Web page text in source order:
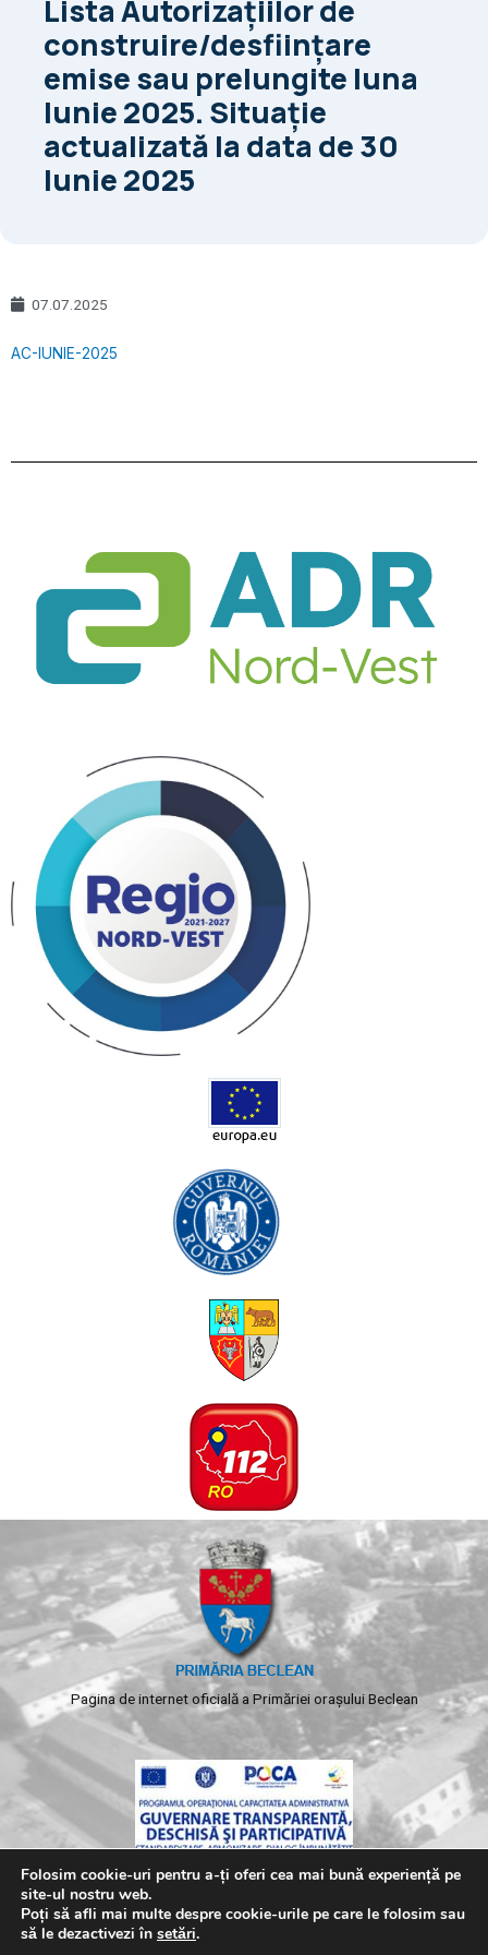
Lista Autorizaţiilor de
construire/desfiinţare
emise sau prelungite luna
Iunie 2025. Situaţie
actualizată la data de 30
Iunie 2025
07.07.2025
AC-IUNIE-2025
Pagina de internet oficială a Primăriei orașului Beclean
Folosim cookie-uri pentru a-ți oferi cea mai bună experiență pe
site-ul nostru web.
Poți să afli mai multe despre cookie-urile pe care le folosim sau
să le dezactivezi în setări.